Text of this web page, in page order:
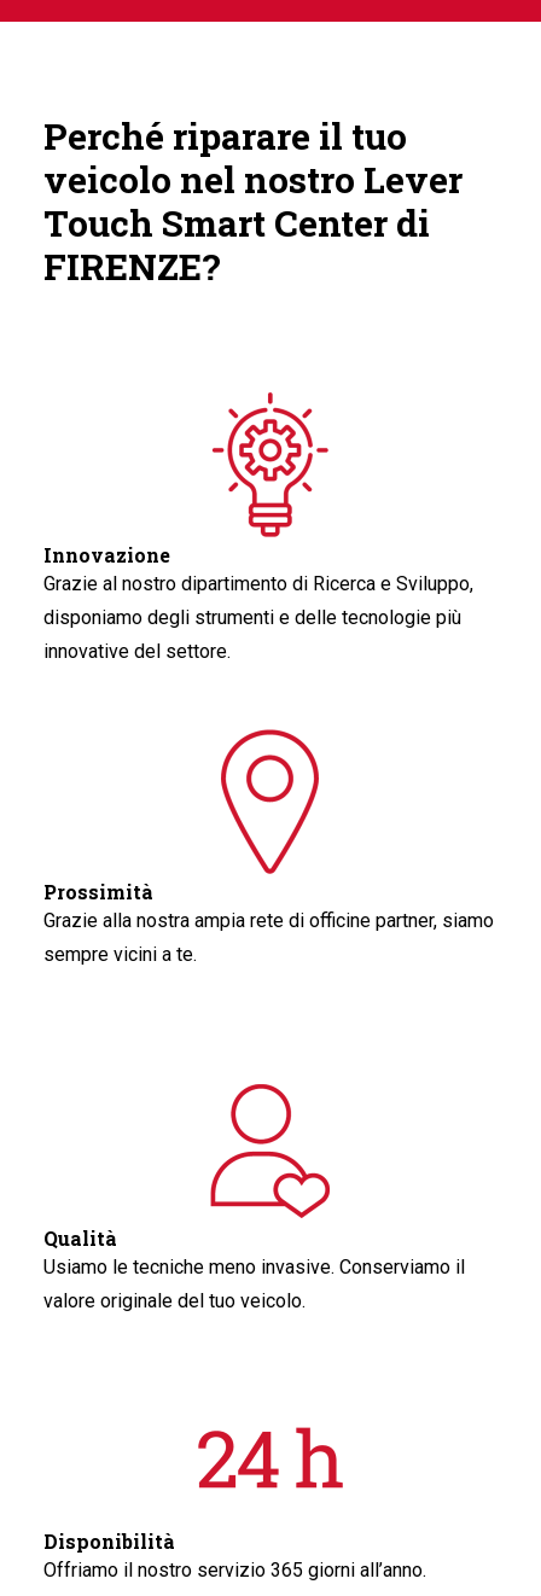
Perché riparare il tuo
veicolo nel nostro Lever
Touch Smart Center di
FIRENZE?
Innovazione
Grazie al nostro dipartimento di Ricerca e Sviluppo,
disponiamo degli strumenti e delle tecnologie più
innovative del settore.
Prossimità
Grazie alla nostra ampia rete di officine partner, siamo
sempre vicini a te.
Qualità
Usiamo le tecniche meno invasive. Conserviamo il
valore originale del tuo veicolo.
Disponibilità
Offriamo il nostro servizio 365 giorni all’anno.